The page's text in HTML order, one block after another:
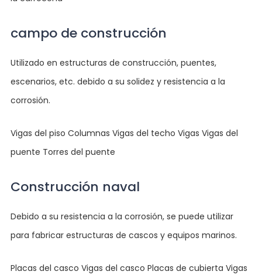
campo de construcción
Utilizado en estructuras de construcción, puentes,
escenarios, etc. debido a su solidez y resistencia a la
corrosión.
Vigas del piso Columnas Vigas del techo Vigas Vigas del
puente Torres del puente
Construcción naval
Debido a su resistencia a la corrosión, se puede utilizar
para fabricar estructuras de cascos y equipos marinos.
Placas del casco Vigas del casco Placas de cubierta Vigas